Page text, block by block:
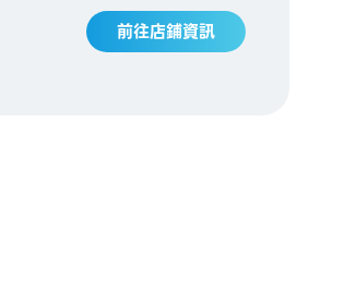
前往店鋪資訊